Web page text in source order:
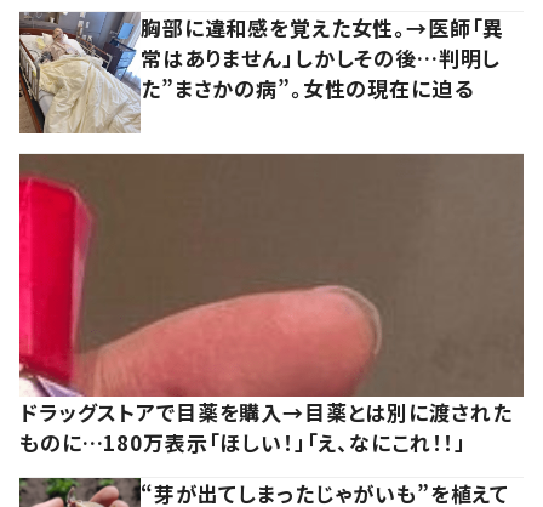
胸部に違和感を覚えた女性。→医師「異
常はありません」しかしその後…判明し
た”まさかの病”。女性の現在に迫る
ドラッグストアで目薬を購入→目薬とは別に渡された
ものに…180万表示「ほしい！」「え、なにこれ！！」
“芽が出てしまったじゃがいも”を植えて